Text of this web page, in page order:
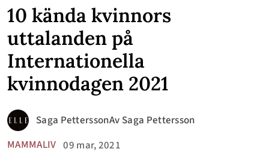
10 kända kvinnors
uttalanden på
Internationella
kvinnodagen 2021
MAMMALIV 09 mar, 2021
Saga PetterssonAv Saga Pettersson